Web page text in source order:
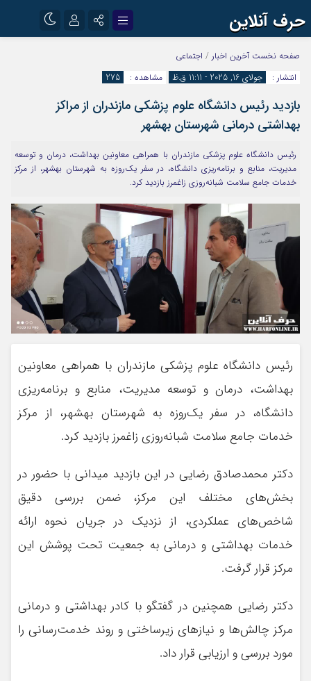
حرف آنلاین
اینستاگرام
آپارات
رمز عبور
مرا به خاطر بسپار
صفحه نخست آخرین اخبار / اجتماعی
انتشار :
جولای 16, 2025 - 11:11 ق.ظ مشاهده : 275
بازدید رئیس دانشگاه علوم پزشکی مازندران از مراکز
بهداشتی درمانی شهرستان بهشهر
رئیس دانشگاه علوم پزشکی مازندران با همراهی معاونین بهداشت، درمان و توسعه
مدیریت، منابع و برنامه‌ریزی دانشگاه، در سفر یک‌روزه به شهرستان بهشهر، از مرکز
خدمات جامع سلامت شبانه‌روزی زاغمرز بازدید کرد.
رئیس دانشگاه علوم پزشکی مازندران با همراهی معاونین
بهداشت، درمان و توسعه مدیریت، منابع و برنامه‌ریزی
دانشگاه، در سفر یک‌روزه به شهرستان بهشهر، از مرکز
خدمات جامع سلامت شبانه‌روزی زاغمرز بازدید کرد.
دکتر محمدصادق رضایی در این بازدید میدانی با حضور در
بخش‌های مختلف این مرکز، ضمن بررسی دقیق
شاخص‌های عملکردی، از نزدیک در جریان نحوه ارائه
خدمات بهداشتی و درمانی به جمعیت تحت پوشش این
مرکز قرار گرفت.
دکتر رضایی همچنین در گفتگو با کادر بهداشتی و درمانی
مرکز چالش‌ها و نیازهای زیرساختی و روند خدمت‌رسانی را
مورد بررسی و ارزیابی قرار داد.